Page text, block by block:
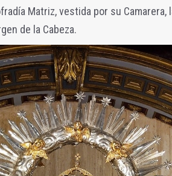
Matriz, vestida por su Camarera,
de la Cabeza.